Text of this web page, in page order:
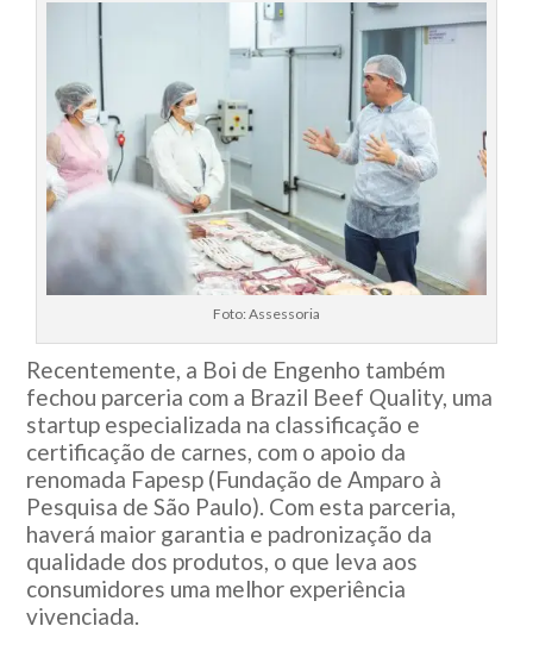
Foto: Assessoria
Recentemente, a Boi de Engenho também
fechou parceria com a Brazil Beef Quality, uma
startup especializada na classificação e
certificação de carnes, com o apoio da
renomada Fapesp (Fundação de Amparo à
Pesquisa de São Paulo). Com esta parceria,
haverá maior garantia e padronização da
qualidade dos produtos, o que leva aos
consumidores uma melhor experiência
vivenciada.